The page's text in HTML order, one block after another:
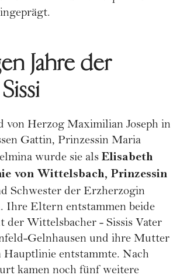
Jahre der
von Herzog Maximilian Joseph in
Gattin, Prinzessin Maria
wurde sie als Elisabeth
von Wittelsbach, Prinzessin
Schwester der Erzherzogin
Ihre Eltern entstammen beide
der Wittelsbacher - Sissis Vater
Gelnhausen und ihre Mutter
Hauptlinie entstammte. Nach
kamen noch fünf weitere